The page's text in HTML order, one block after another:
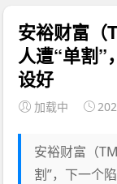
安裕财富（
人遭“单割”
设好
加载中
安裕财富（
割”，下一个